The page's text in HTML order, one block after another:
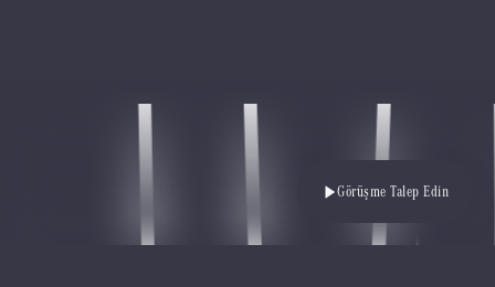
Görüşme Talep Edin